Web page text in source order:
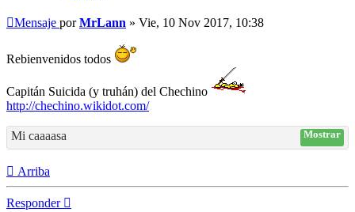
Mensaje porMrLann » Vie, 10 Nov 2017, 10:38
Rebienvenidos todos
Capitán Suicida (y truhán) del Chechino
http://chechino.wikidot.com/
Mi caaaasa Mostrar
Arriba
Responder